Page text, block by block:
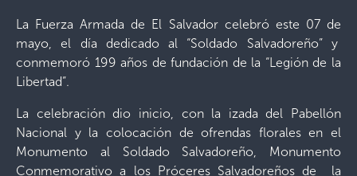
La Fuerza Armada de El Salvador celebró este 07 de
mayo, el día dedicado al “Soldado Salvadoreño” y
conmemoró 199 años de fundación de la “Legión de la
Libertad”.
La celebración dio inicio, con la izada del Pabellón
Nacional y la colocación de ofrendas florales en el
Monumento al Soldado Salvadoreño, Monumento
Conmemorativo a los Próceres Salvadoreños de la